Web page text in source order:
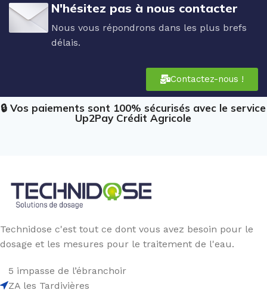
N'hésitez pas à nous contacter
Nous vous répondrons dans les plus brefs
délais.
Contactez-nous !
🔒 Vos paiements sont 100% sécurisés avec le service
Up2Pay Crédit Agricole
Technidose c'est tout ce dont vous avez besoin pour le
dosage et les mesures pour le traitement de l'eau.
5 impasse de l’ébranchoir
ZA les Tardivières